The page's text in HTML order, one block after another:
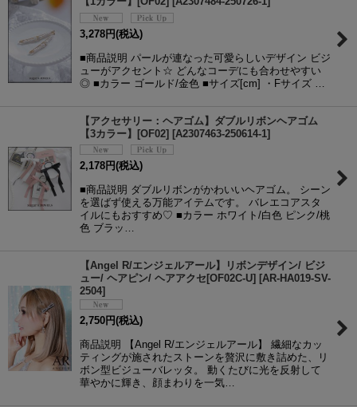
3,278円(税込)
■商品説明 パールが連なった可愛らしいデザイン ビジ
ューがアクセント☆ どんなコーデにも合わせやすい
◎ ■カラー ゴールド/金色 ■サイズ[cm] ・Fサイズ …
【アクセサリー：ヘアゴム】ダブルリボンヘアゴム
【3カラー】[OF02] [A2307463-250614-1]
2,178 円(税込)
■商品説明 ダブルリボンがかわいいヘアゴム。 シーン
を選ばず使える万能アイテムです。 バレエコアスタ
イルにもおすすめ♡ ■カラー ホワイト/白色 ピンク/桃
色 ブラッ…
【Angel R/エンジェルアール】リボンデザイン/ ビジ
ュー/ ヘアピン/ ヘアアクセ[OF02C-U] [AR-HA019-SV-
2504]
2,750 円(税込)
商品説明 【Angel R/エンジェルアール】 繊細なカッ
ティングが施されたストーンを贅沢に敷き詰めた、リ
ボン型ビジューバレッタ。 動くたびに光を反射して
華やかに輝き、顔まわりを一気…